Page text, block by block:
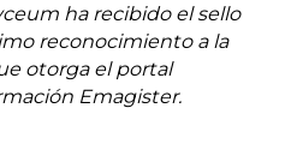
ha recibido el sello
reconocimiento a la
otorga el portal
Emagister.